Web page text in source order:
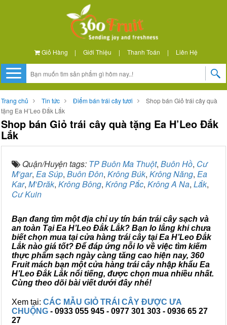
Giỏ Hàng | Giới Thiệu | Thanh Toán | Liên Hệ
Trang chủ Tin tức Điểm bán trái cây tươi
Shop bán Giỏ trái cây quà
tặng Ea H’Leo Đắk Lắk
Shop bán Giỏ trái cây quà tặng Ea H’Leo Đắk
Lắk
Quận/Huyện tags: TP Buôn Ma Thuột, Buôn Hồ, Cư
M’gar, Ea Súp, Buôn Đôn, Krông Búk, Krông Năng, Ea
Kar, M’Đrăk, Krông Bông, Krông Pắc, Krông A Na, Lắk,
Cư Kuin
Bạn đang tìm một địa chỉ uy tín bán trái cây sạch và
an toàn Tại Ea H’Leo Đắk Lắk? Bạn lo lắng khi chưa
biết chọn mua tại cửa hàng trái cây tại Ea H’Leo Đắk
Lắk nào giá tốt? Để đáp ứng nỗi lo về việc tìm kiếm
thực phẩm sạch ngày càng tăng cao hiện nay, 360
Fruit mách bạn một cửa hàng trái cây nhập khẩu Ea
H’Leo Đắk Lắk nổi tiếng, được chọn mua nhiều nhất.
Cùng theo dõi bài viết dưới đây nhé!
Xem tại: CÁC MẪU GIỎ TRÁI CÂY ĐƯỢC ƯA
CHUỘNG - 0933 055 945 - 0977 301 303 - 0936 65 27
27